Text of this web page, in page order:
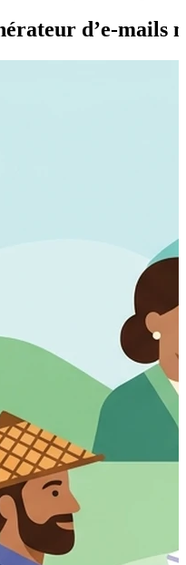
d’e-mails